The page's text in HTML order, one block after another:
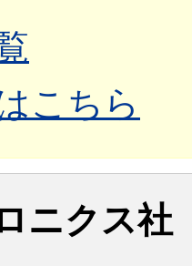
こちら
ニクス社